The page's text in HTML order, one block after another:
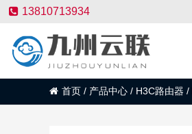
13810713934
首页 / 产品中心 / H3C路由器 /